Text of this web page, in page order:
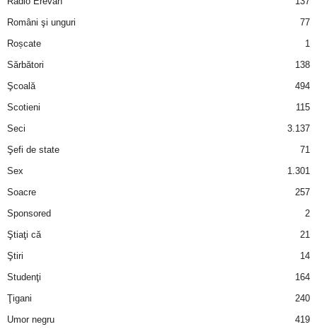
Români şi unguri
77
Roșcate
1
Sărbători
138
Şcoală
494
Scotieni
115
Seci
3.137
Şefi de state
71
Sex
1.301
Soacre
257
Sponsored
2
Ştiaţi că
21
Ştiri
14
Studenţi
164
Ţigani
240
Umor negru
419